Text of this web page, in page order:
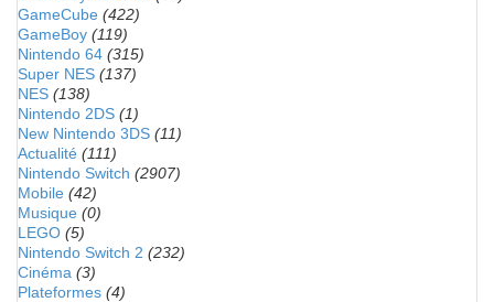
GameCube (422)
GameBoy (119)
Nintendo 64 (315)
Super NES (137)
NES (138)
Nintendo 2DS (1)
New Nintendo 3DS (11)
Actualité (111)
Nintendo Switch (2907)
Mobile (42)
Musique (0)
LEGO (5)
Nintendo Switch 2 (232)
Cinéma (3)
Plateformes (4)